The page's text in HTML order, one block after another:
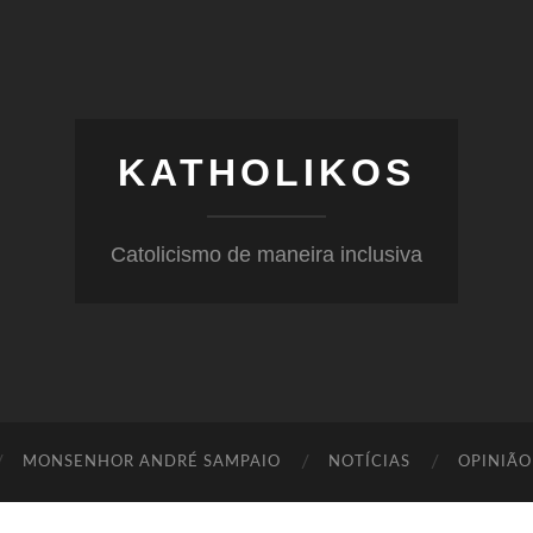
KATHOLIKOS
Catolicismo de maneira inclusiva
MONSENHOR ANDRÉ SAMPAIO NOTÍCIAS OPINIÃO